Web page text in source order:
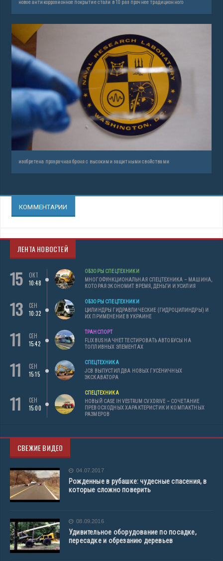
новое антикоррозионное покрытие стали в 10 раз прочнее традиционного
изобретена прозрачная броня с высокими защитными свойствами
КОММЕНТАРИИ
ЛЕНТА НОВОСТЕЙ
15
ОКТ
10:48
ОБЗОРЫ СПЕЦТЕХНИКИ
МНОГОФУНКЦИОНАЛЬНАЯ СПЕЦТЕХНИКА – МАШИНА,
КОТОРАЯ ЭКОНОМИТ ВРЕМЯ, ДЕНЬГИ И УСИЛИЯ
13
СЕН
10:32
ОБЗОРЫ СПЕЦТЕХНИКИ
ЦИЛИНДРЫ ГИДРАВЛИЧЕСКИЕ (ГИДРОЦИЛИНДРЫ) И
ИХ ПРИМЕНЕНИЕ В УКРАИНЕ
11
СЕН
15:42
ТРАНСПОРТ
FLIXBUS НАЧНЕТ ТЕСТИРОВАТЬ АВТОБУСЫ НА
ТОПЛИВНЫХ ЭЛЕМЕНТАХ
11
СЕН
15:15
СПЕЦТЕХНИКА
JCB ВЫПУСТИЛ ДВА НОВЫХ ГУСЕНИЧНЫХ
ЭКСКАВАТОРА
11
СЕН
15:00
СПЕЦТЕХНИКА
НОВЫЙ CASE IH VESTRUM CVXDRIVE – СОЧЕТАНИЕ
ПРЕВОСХОДНЫХ ХАРАКТЕРИСТИК И КОМПАКТНЫХ
РАЗМЕРОВ
СВЕЖИЕ ВИДЕО
04.07.2017
Рожденные в рубашке: чудесные спасения, в
которые сложно поверить
08.09.2016
Удивительное оборудование по посадке,
пересадке и обрезанию деревьев